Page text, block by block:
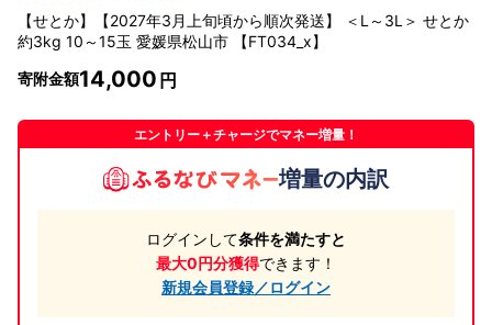
【せとか】【2027年3月上旬頃から順次発送】 ＜L～3L＞ せとか
約3kg 10～15玉 愛媛県松山市 【FT034_x】
寄附金額14,000
エントリー＋チャージでマネー増量！
増量の内訳
ログインして条件を満たすと
最大0円分獲得できます！
新規会員登録／ログイン